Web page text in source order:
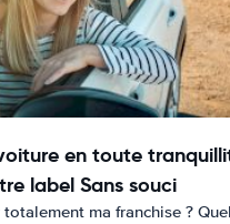
en toute
label Sans souci
ma franchise ?